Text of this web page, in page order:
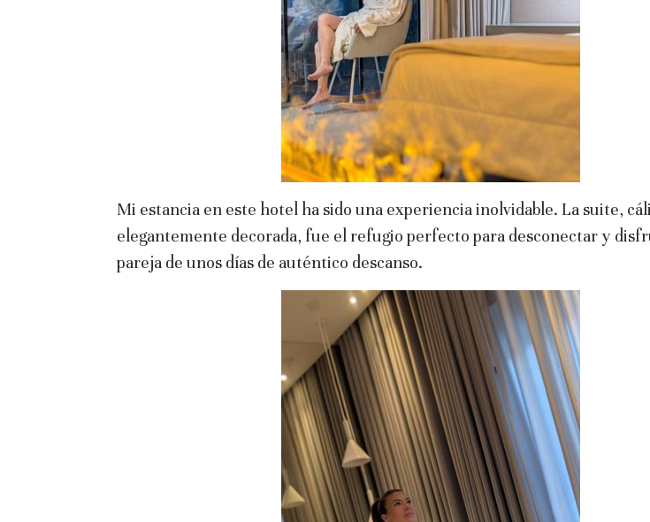
Mi estancia en este hotel ha sido una experiencia inolvidable. La suite,
elegantemente decorada, fue el refugio perfecto para desconectar y
pareja de unos días de auténtico descanso.